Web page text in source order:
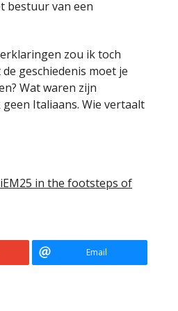
bestuur van een
zou ik toch
geschiedenis moet je
Wat waren zijn
Italiaans. Wie vertaalt
in the footsteps of
Email